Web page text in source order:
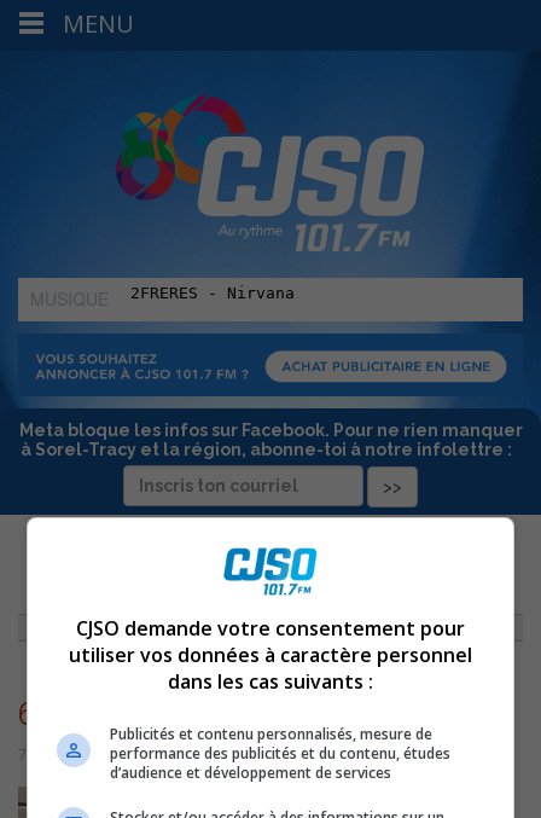
MUSIQUE
:
Meta bloque les infos sur Facebook. Pour ne rien manquer
à Sorel-Tracy et la région, abonne-toi à notre infolettre :
CHRONIQUE DU 20 AVRIL 2012
6776
7 juillet 2016 | Par admin
MENU
CJSO demande votre consentement pour
utiliser vos données à caractère personnel
dans les cas suivants :
Publicités et contenu personnalisés, mesure de
performance des publicités et du contenu, études
d’audience et développement de services